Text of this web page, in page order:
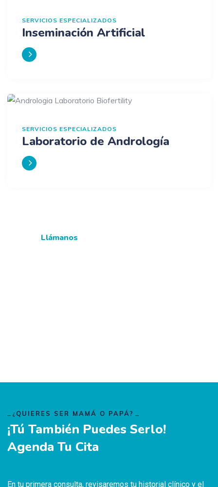
SERVICIOS ESPECIALIZADOS
Inseminación Artificial
SERVICIOS ESPECIALIZADOS
Laboratorio de Andrología
Llámanos
¿QUIERES SER MAMÁ O PAPÁ?
¡Tú También Puedes Serlo!
Agenda Tu Cita
En tu primera consulta, revisaremos tu historial clínico y el